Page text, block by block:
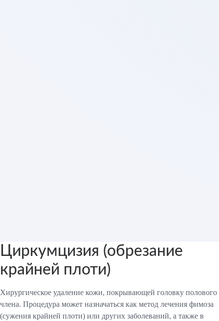
Циркумцизия (обрезание
крайней плоти)
Хирургическое удаление кожи, покрывающей головку полового
члена. Процедура может назначаться как метод лечения фимоза
(сужения крайней плоти) или других заболеваний, а также в